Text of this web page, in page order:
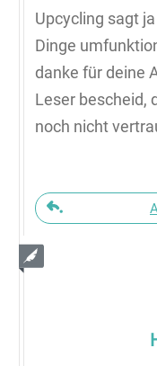
Upcycling sagt
Dinge
danke für deine
Leser bescheid,
noch nicht